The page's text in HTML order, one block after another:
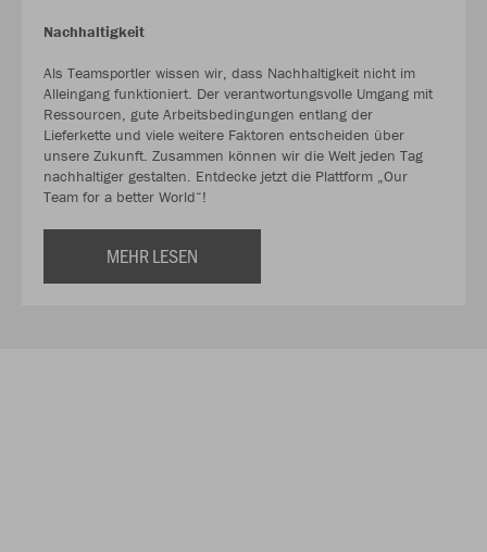
Nachhaltigkeit
Als Teamsportler wissen wir, dass Nachhaltigkeit nicht im
Alleingang funktioniert. Der verantwortungsvolle Umgang mit
Ressourcen, gute Arbeitsbedingungen entlang der
Lieferkette und viele weitere Faktoren entscheiden über
unsere Zukunft. Zusammen können wir die Welt jeden Tag
nachhaltiger gestalten. Entdecke jetzt die Plattform „Our
Team for a better World“!
MEHR LESEN